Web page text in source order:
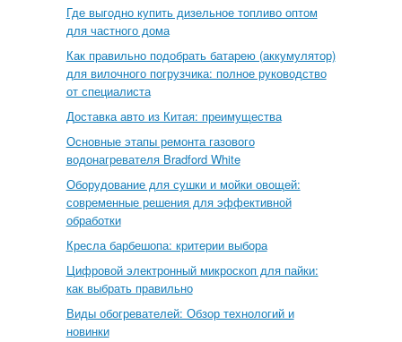
Где выгодно купить дизельное топливо оптом
для частного дома
Как правильно подобрать батарею (аккумулятор)
для вилочного погрузчика: полное руководство
от специалиста
Доставка авто из Китая: преимущества
Основные этапы ремонта газового
водонагревателя Bradford White
Оборудование для сушки и мойки овощей:
современные решения для эффективной
обработки
Кресла барбешопа: критерии выбора
Цифровой электронный микроскоп для пайки:
как выбрать правильно
Виды обогревателей: Обзор технологий и
новинки